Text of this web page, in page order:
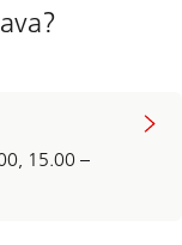
15.00 –